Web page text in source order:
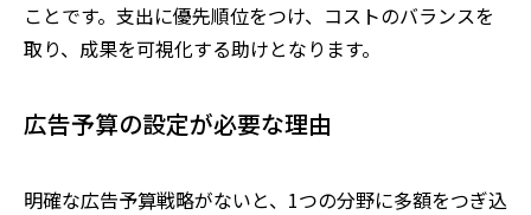
ことです。支出に優先順位をつけ、コストのバランスを
取り、成果を可視化する助けとなります。
広告予算の設定が必要な理由
明確な広告予算戦略がないと、1つの分野に多額をつぎ込